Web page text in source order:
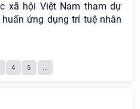
xã hội Việt Nam tham dự
ứng dụng trí tuệ nhân
4 5 ...
đạo
xã hội
lâm
việc
trình